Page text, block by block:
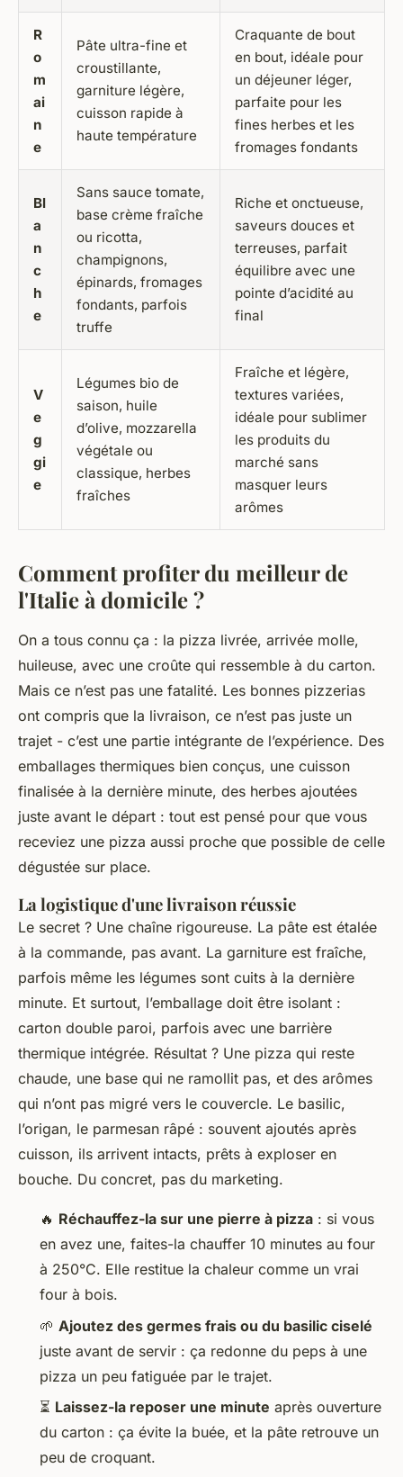
R
o
m
ai
n
e
Pâte ultra-fine et
croustillante,
garniture légère,
cuisson rapide à
haute température
Craquante de bout
en bout, idéale pour
un déjeuner léger,
parfaite pour les
fines herbes et les
fromages fondants
Bl
a
n
c
h
e
Sans sauce tomate,
base crème fraîche
ou ricotta,
champignons,
épinards, fromages
fondants, parfois
truffe
Riche et onctueuse,
saveurs douces et
terreuses, parfait
équilibre avec une
pointe d’acidité au
final
V
e
g
gi
e
Légumes bio de
saison, huile
d’olive, mozzarella
végétale ou
classique, herbes
fraîches
Fraîche et légère,
textures variées,
idéale pour sublimer
les produits du
marché sans
masquer leurs
arômes
Comment profiter du meilleur de
l'Italie à domicile ?
On a tous connu ça : la pizza livrée, arrivée molle,
huileuse, avec une croûte qui ressemble à du carton.
Mais ce n’est pas une fatalité. Les bonnes pizzerias
ont compris que la livraison, ce n’est pas juste un
trajet - c’est une partie intégrante de l’expérience. Des
emballages thermiques bien conçus, une cuisson
finalisée à la dernière minute, des herbes ajoutées
juste avant le départ : tout est pensé pour que vous
receviez une pizza aussi proche que possible de celle
dégustée sur place.
La logistique d'une livraison réussie
Le secret ? Une chaîne rigoureuse. La pâte est étalée
à la commande, pas avant. La garniture est fraîche,
parfois même les légumes sont cuits à la dernière
minute. Et surtout, l’emballage doit être isolant :
carton double paroi, parfois avec une barrière
thermique intégrée. Résultat ? Une pizza qui reste
chaude, une base qui ne ramollit pas, et des arômes
qui n’ont pas migré vers le couvercle. Le basilic,
l’origan, le parmesan râpé : souvent ajoutés après
cuisson, ils arrivent intacts, prêts à exploser en
bouche. Du concret, pas du marketing.
🔥 Réchauffez-la sur une pierre à pizza : si vous
en avez une, faites-la chauffer 10 minutes au four
à 250°C. Elle restitue la chaleur comme un vrai
four à bois.
🌱 Ajoutez des germes frais ou du basilic ciselé
juste avant de servir : ça redonne du peps à une
pizza un peu fatiguée par le trajet.
⏳ Laissez-la reposer une minute après ouverture
du carton : ça évite la buée, et la pâte retrouve un
peu de croquant.